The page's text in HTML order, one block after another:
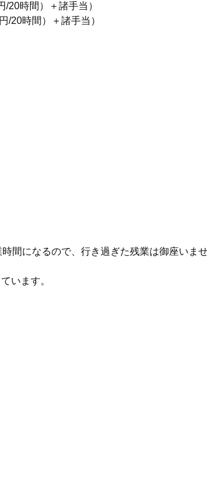
20時間）＋諸手当）
/20時間）＋諸手当）
間になるので、行き過ぎた残業は御座いま
います。